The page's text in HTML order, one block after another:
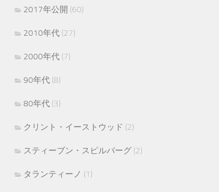
2017年公開 (60)
2010年代 (27)
2000年代 (7)
90年代 (8)
80年代 (3)
クリント・イーストウッド (2)
スティーブン・スピルバーグ (2)
タランティーノ (1)